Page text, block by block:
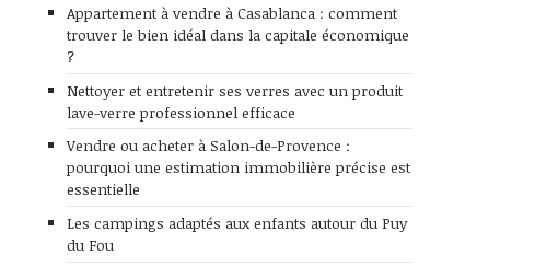
Appartement à vendre à Casablanca : comment
trouver le bien idéal dans la capitale économique
?
Nettoyer et entretenir ses verres avec un produit
lave-verre professionnel efficace
Vendre ou acheter à Salon-de-Provence :
pourquoi une estimation immobilière précise est
essentielle
Les campings adaptés aux enfants autour du Puy
du Fou